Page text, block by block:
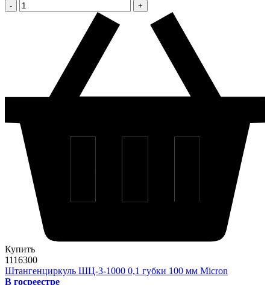
Купить
1116300
Штангенциркуль ШЦ-3-1000 0,1 губки 100 мм Micron
В госреестре